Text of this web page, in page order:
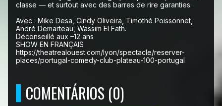
classe — et surtout avec des barres de rire garanties.
Avec : Mike Desa, Cindy Oliveira, Timothé Poissonnet,
André Demarteau, Wassim El Fath.
Déconseillé aux –12 ans
SHOW EN FRANÇAIS
https://theatrealouest.com/lyon/spectacle/reserver-
places/portugal-comedy-club-plateau-100-portugal
COMENTÁRIOS (0)